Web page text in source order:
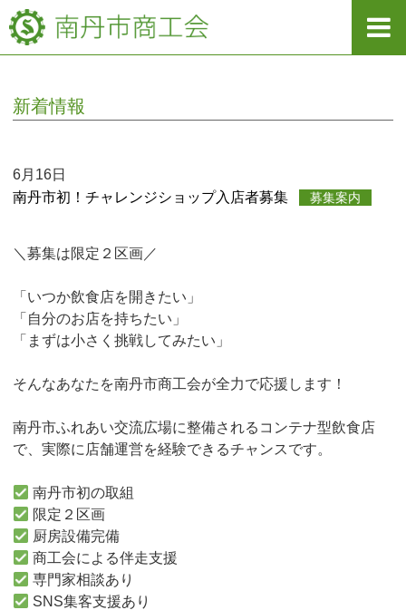
新着情報
6月16日
南丹市初！チャレンジショップ入店者募集
募集案内
＼募集は限定２区画／
「いつか飲食店を開きたい」
「自分のお店を持ちたい」
「まずは小さく挑戦してみたい」
そんなあなたを南丹市商工会が全力で応援します！
南丹市ふれあい交流広場に整備されるコンテナ型飲食店
で、実際に店舗運営を経験できるチャンスです。
南丹市初の取組
限定２区画
厨房設備完備
商工会による伴走支援
専門家相談あり
SNS集客支援あり